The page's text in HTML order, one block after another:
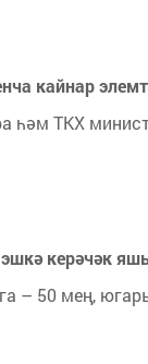
кайнар
һәм ТКХ
керәчәк
– 50 мең,